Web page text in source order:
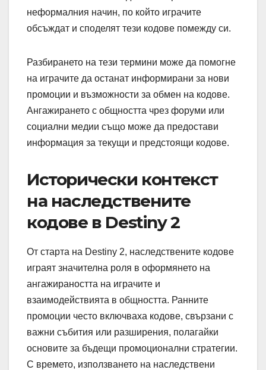
неформалния начин, по който играчите
обсъждат и споделят тези кодове помежду си.
Разбирането на тези термини може да помогне
на играчите да останат информирани за нови
промоции и възможности за обмен на кодове.
Ангажирането с общността чрез форуми или
социални медии също може да предостави
информация за текущи и предстоящи кодове.
Исторически контекст
на наследствените
кодове в Destiny 2
От старта на Destiny 2, наследствените кодове
играят значителна роля в оформянето на
ангажираността на играчите и
взаимодействията в общността. Ранните
промоции често включваха кодове, свързани с
важни събития или разширения, полагайки
основите за бъдещи промоционални стратегии.
С времето, използването на наследствени